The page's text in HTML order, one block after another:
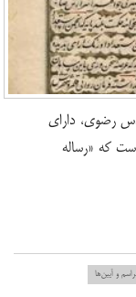
رضوی، دارای
که «رساله
و آیین‌ها